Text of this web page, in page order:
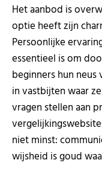
Het aanbod is
optie heeft zijn
Persoonlijke
essentieel is om
beginners hun
in vastbijten waar
vragen stellen aan
niet minst:
wijsheid is goud